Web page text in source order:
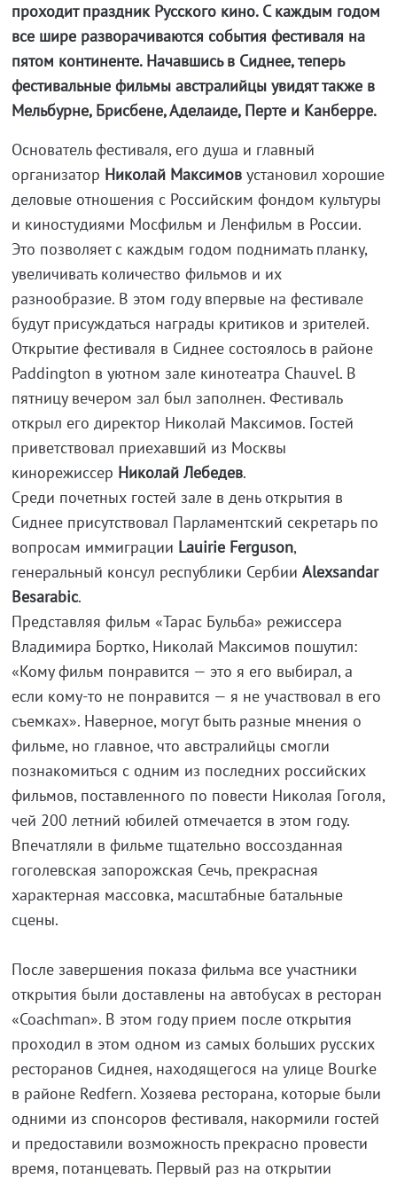
проходит праздник Русского кино. С каждым годом
все шире разворачиваются события фестиваля на
пятом континенте. Начавшись в Сиднее, теперь
фестивальные фильмы австралийцы увидят также в
Мельбурне, Брисбене, Аделаиде, Перте и Канберре.
Основатель фестиваля, его душа и главный
организатор Николай Максимовустановил хорошие
деловые отношения с Российским фондом культуры
и киностудиями Мосфильм и Ленфильм в России.
Это позволяет с каждым годом поднимать планку,
увеличивать количество фильмов и их
разнообразие. В этом году впервые на фестивале
будут присуждаться награды критиков и зрителей.
Открытие фестиваля в Сиднее состоялось в районе
Paddington в уютном зале кинотеатра Chauvel. В
пятницу вечером зал был заполнен. Фестиваль
открыл его директор Николай Максимов. Гостей
приветствовал приехавший из Москвы
кинорежиссер Николай Лебедев.
Среди почетных гостей зале в день открытия в
Сиднее присутствовал Парламентский секретарь по
вопросам иммиграции Lauirie Ferguson,
генеральный консул республики Сербии Alexsandar
Besarabic.
Представляя фильм «Тарас Бульба» режиссера
Владимира Бортко, Николай Максимов пошутил:
«Кому фильм понравится — это я его выбирал, а
если кому-то не понравится — я не участвовал в его
съемках». Наверное, могут быть разные мнения о
фильме, но главное, что австралийцы смогли
познакомиться с одним из последних российских
фильмов, поставленного по повести Николая Гоголя,
чей 200 летний юбилей отмечается в этом году.
Впечатляли в фильме тщательно воссозданная
гоголевская запорожская Сечь, прекрасная
характерная массовка, масштабные батальные
сцены.
После завершения показа фильма все участники
открытия были доставлены на автобусах в ресторан
«Coachman». В этом году прием после открытия
проходил в этом одном из самых больших русских
ресторанов Сиднея, находящегося на улице Bourke
в районе Redfern. Хозяева ресторана, которые были
одними из спонсоров фестиваля, накормили гостей
и предоставили возможность прекрасно провести
время, потанцевать. Первый раз на открытии